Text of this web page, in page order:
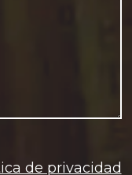
de privacidad